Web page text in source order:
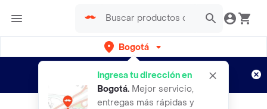
Bogotá
Ingresa tu dirección en
Bogotá. Mejor servicio,
entregas más rápidas y
envíos gratis por semanas
Aplican TyC